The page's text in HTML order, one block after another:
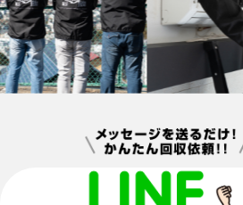
お問い合わせ・回収の